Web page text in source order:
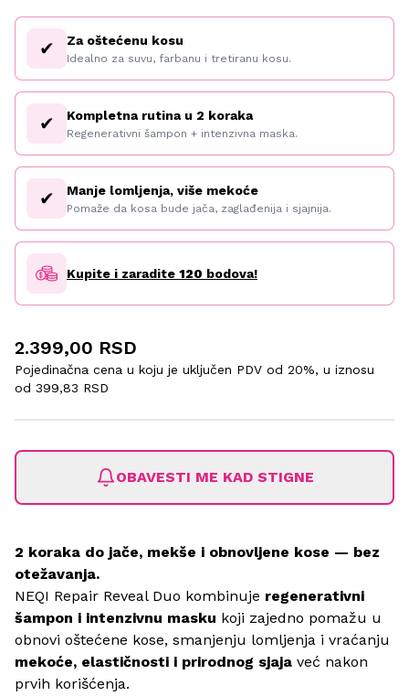
✔ Za oštećenu kosu
Idealno za suvu, farbanu i tretiranu kosu.
✔ Kompletna rutina u 2 koraka
Regenerativni šampon + intenzivna maska.
✔ Manje lomljenja, više mekoće
Pomaže da kosa bude jača, zaglađenija i sjajnija.
Kupite i zaradite 120 bodova!
2.399,00 RSD
Pojedinačna cena u koju je uključen PDV od 20%, u iznosu
od 399,83 RSD
OBAVESTI ME KAD STIGNE
2 koraka do jače, mekše i obnovljene kose — bez
otežavanja.
NEQI Repair Reveal Duo kombinuje regenerativni
šampon i intenzivnu masku koji zajedno pomažu u
obnovi oštećene kose, smanjenju lomljenja i vraćanju
mekoće, elastičnosti i prirodnog sjaja već nakon
prvih korišćenja.